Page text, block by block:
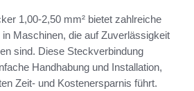
1,00-2,50 mm² bietet zahlreiche
Maschinen, die auf Zuverlässigkeit
sind. Diese Steckverbindung
Handhabung und Installation,
Zeit- und Kostenersparnis führt.